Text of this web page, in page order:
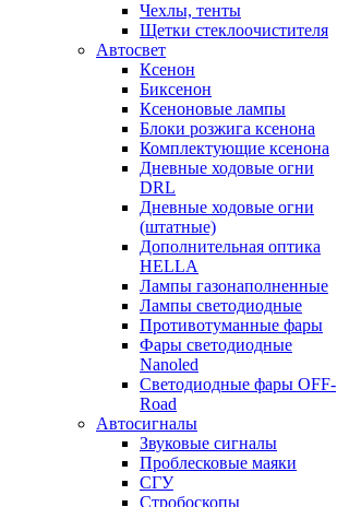
Чехлы, тенты
Щетки стеклоочистителя
Автосвет
Ксенон
Биксенон
Ксеноновые лампы
Блоки розжига ксенона
Комплектующие ксенона
Дневные ходовые огни
DRL
Дневные ходовые огни
(штатные)
Дополнительная оптика
HELLA
Лампы газонаполненные
Лампы светодиодные
Противотуманные фары
Фары светодиодные
Nanoled
Светодиодные фары OFF-
Road
Автосигналы
Звуковые сигналы
Проблесковые маяки
СГУ
Стробоскопы